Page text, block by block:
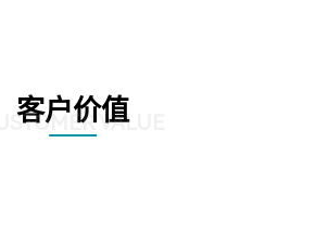
客户价值
VALUE